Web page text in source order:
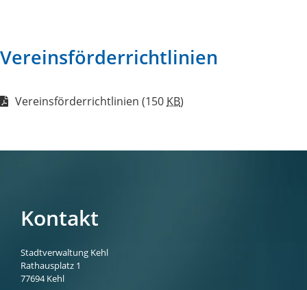
Vereinsförderrichtlinien
Vereinsförderrichtlinien (150 KB)
Kontakt
Stadtverwaltung Kehl
Rathausplatz 1
77694 Kehl